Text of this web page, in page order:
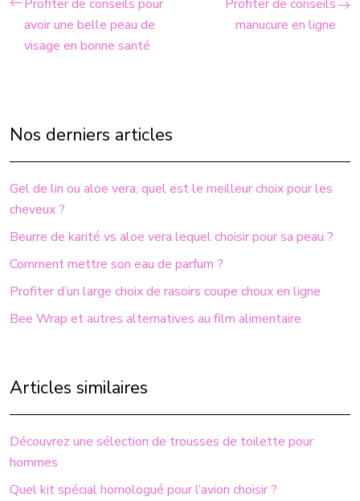
Profiter de conseils pour
avoir une belle peau de
visage en bonne santé
Profiter de conseils
manucure en ligne
Nos derniers articles
Gel de lin ou aloe vera, quel est le meilleur choix pour les
cheveux ?
Beurre de karité vs aloe vera lequel choisir pour sa peau ?
Comment mettre son eau de parfum ?
Profiter d’un large choix de rasoirs coupe choux en ligne
Bee Wrap et autres alternatives au film alimentaire
Articles similaires
Découvrez une sélection de trousses de toilette pour
hommes
Quel kit spécial homologué pour l’avion choisir ?